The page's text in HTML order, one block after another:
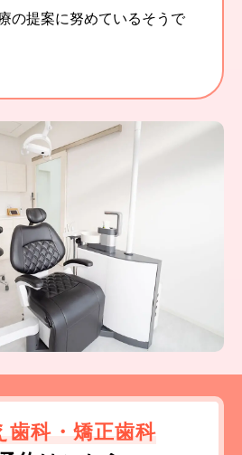
の提案に努めているそうで
歯科・矯正歯科